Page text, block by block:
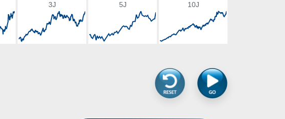
3J 5J 10J